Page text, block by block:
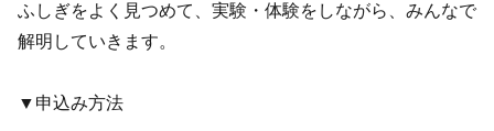
ふしぎをよく見つめて、実験・体験をしながら、みんなで
解明していきます。
▼申込み方法